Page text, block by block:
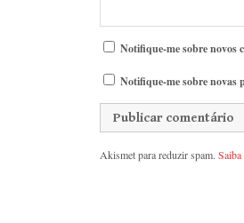
Notifique-me sobre novos
Notifique-me sobre novas
Akismet para reduzir spam.